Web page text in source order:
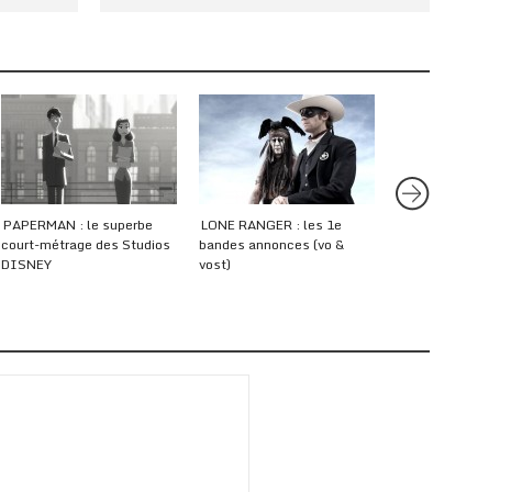
PAPERMAN : le superbe
court-métrage des Studios
DISNEY
LONE RANGER : les 1e
bandes annonces (vo &
vost)